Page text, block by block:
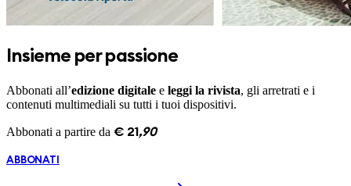
Insieme per passione
Abbonati all’edizione digitale e leggi la rivista, gli arretrati e i
contenuti multimediali su tutti i tuoi dispositivi.
Abbonati a partire da € 21 ,90
ABBONATI